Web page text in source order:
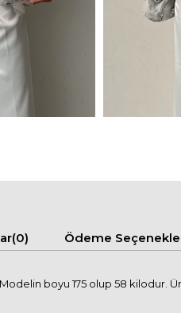
(0) Ödeme
boyu 175 olup 58 kilodur.